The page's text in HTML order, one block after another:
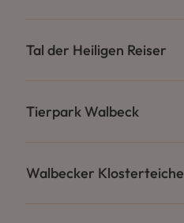
Tal der Heiligen Reiser
Tierpark Walbeck
Walbecker Klosterteiche